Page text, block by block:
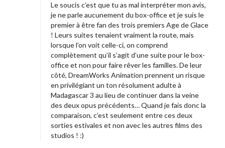
L
a
D
é
r
i
v
e
d
e
s
Le soucis c’est que tu as mal interpréter mon avis,
je ne parle aucunement du box-office et je suis le
premier à être fan des trois premiers Age de Glace
! Leurs suites tenaient vraiment la route, mais
lorsque l’on voit celle-ci, on comprend
complètement qu’il s’agit d’une suite pour le box-
office et non pour faire rêver les familles. De leur
côté, DreamWorks Animation prennent un risque
en privilégiant un ton résolument adulte à
Madagascar 3 au lieu de continuer dans la veine
des deux opus précédents… Quand je fais donc la
comparaison, c’est seulement entre ces deux
sorties estivales et non avec les autres films des
studios ! :)